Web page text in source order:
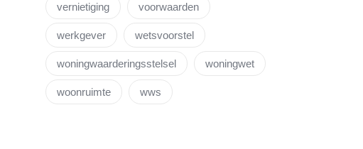
vernietiging voorwaarden
werkgever wetsvoorstel
woningwaarderingsstelsel woningwet
woonruimte wws